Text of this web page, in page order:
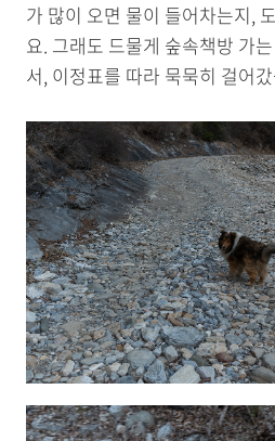
가 많이 오면 물이 들어차는지,
요. 그래도 드물게 숲속책방 가
서, 이정표를 따라 묵묵히 걸어